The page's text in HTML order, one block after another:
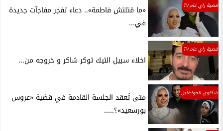
قضية راي عام TV
«ما قتلتش فاطمة».. دعاء تفجر مفاجآت جديدة
في...
قضية راي عام TV
اخلاء سبيل التيك توكر شاكر و خروجه من...
شكاوي المواطنين
متى تُعقد الجلسة القادمة في قضية «عروس
بورسعيد»؟.....